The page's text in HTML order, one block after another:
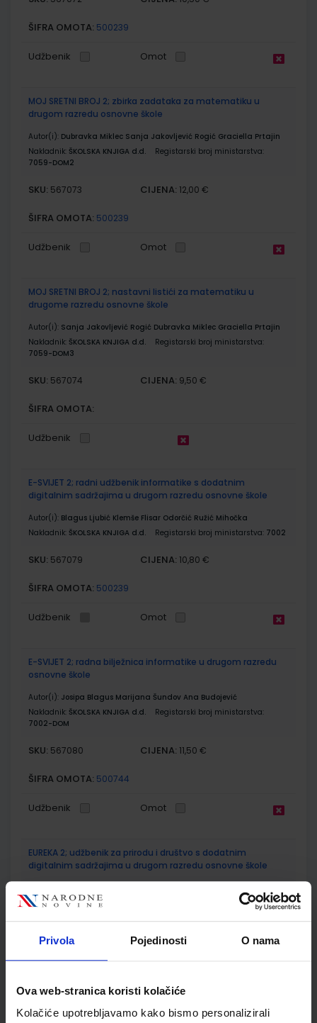
Privola Pojedinosti O nama
Ova web-stranica koristi kolačiće
Kolačiće upotrebljavamo kako bismo personalizirali
ŠIFRA OMOTA: 500239
Udžbenik Omot
MOJ SRETNI BROJ 2; zbirka zadataka za matematiku u
drugom razredu osnovne škole
Autor(i): Dubravka Miklec Sanja Jakovljević Rogić Graciella Prtajin
Nakladnik: ŠKOLSKA KNJIGA d.d.
Registarski broj ministarstva:
7059-DOM2
SKU: 567073 CIJENA: 12,00 €
ŠIFRA OMOTA: 500239
Udžbenik Omot
MOJ SRETNI BROJ 2; nastavni listići za matematiku u
drugome razredu osnovne škole
Autor(i): Sanja Jakovljević Rogić Dubravka Miklec Graciella Prtajin
Nakladnik: ŠKOLSKA KNJIGA d.d.
Registarski broj ministarstva:
7059-DOM3
SKU: 567074 CIJENA: 9,50 €
ŠIFRA OMOTA:
Udžbenik
E-SVIJET 2; radni udžbenik informatike s dodatnim
digitalnim sadržajima u drugom razredu osnovne škole
Autor(i): Blagus Ljubić Klemše Flisar Odorčić Ružić Mihočka
Nakladnik: ŠKOLSKA KNJIGA d.d. Registarski broj ministarstva: 7002
SKU: 567079 CIJENA: 10,80 €
ŠIFRA OMOTA: 500239
Udžbenik Omot
E-SVIJET 2; radna bilježnica informatike u drugom razredu
osnovne škole
Autor(i): Josipa Blagus Marijana Šundov Ana Budojević
Nakladnik: ŠKOLSKA KNJIGA d.d.
Registarski broj ministarstva:
7002-DOM
SKU: 567080 CIJENA: 11,50 €
ŠIFRA OMOTA: 500744
Udžbenik Omot
EUREKA 2; udžbenik za prirodu i društvo s dodatnim
digitalnim sadržajima u drugom razredu osnovne škole
Nakladnik:ŠKOLSKA KNJIGA d.d. Registarski broj ministarstva:7007
ŠIFRA OMOTA:500239
Udžbenik Omot